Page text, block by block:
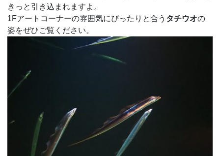
きっと引き込まれますよ。
1Fアートコーナーの雰囲気にぴったりと合う タチウオの
姿をぜひご覧ください。